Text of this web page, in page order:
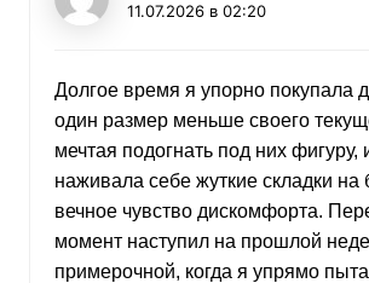
11.07.2026 в 02:20
Долгое время я упорно покупала
один размер меньше своего
мечтая подогнать под них фигуру,
наживала себе жуткие складки на
вечное чувство дискомфорта.
момент наступил на прошлой
примерочной, когда я упрямо